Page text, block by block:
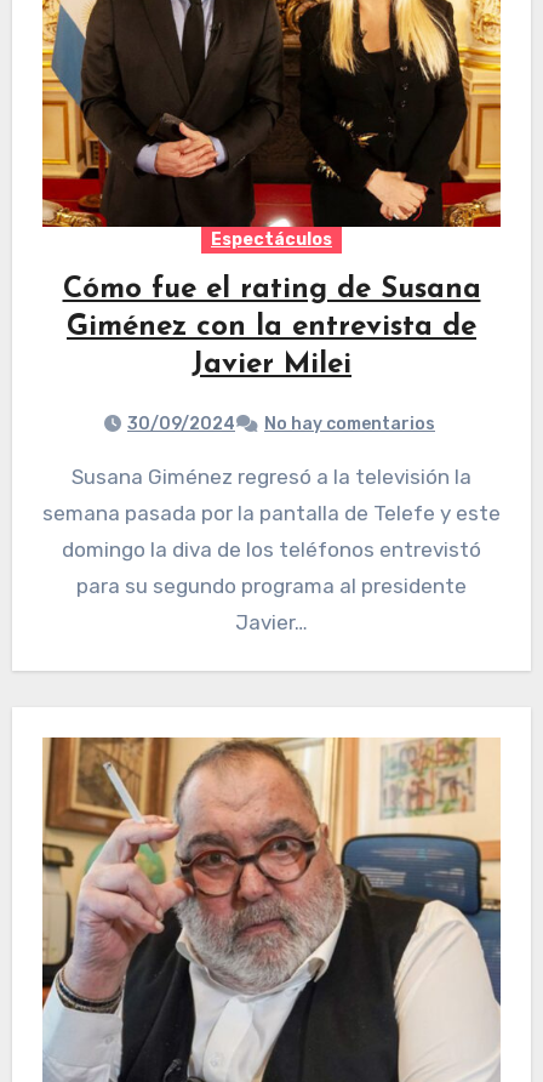
Espectáculos
Cómo fue el rating de Susana
Giménez con la entrevista de
Javier Milei
30/09/2024 No hay comentarios
Susana Giménez regresó a la televisión la
semana pasada por la pantalla de Telefe y este
domingo la diva de los teléfonos entrevistó
para su segundo programa al presidente
Javier…